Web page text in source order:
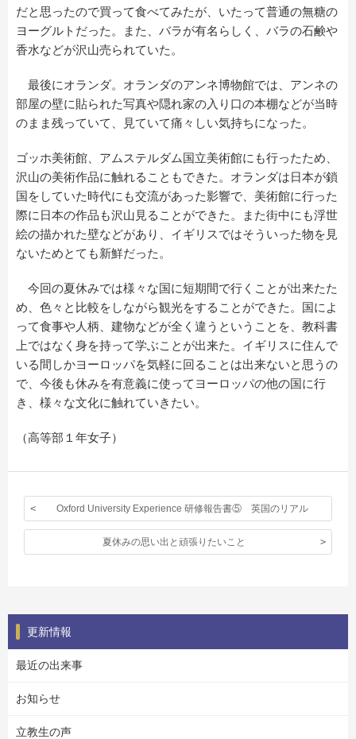
だと思ったので買って食べてみたが、いたって普通の無糖の
ヨーグルトだった。また、バラが有名らしく、バラの石鹸や
香水などが沢山売られていた。
最後にオランダ。オランダのアンネ博物館では、アンネの
部屋の壁に貼られた写真や隠れ家の入り口の本棚などが当時
のまま残っていて、見ていて痛々しい気持ちになった。
ゴッホ美術館、アムステルダム国立美術館にも行ったため、
沢山の美術作品に触れることもできた。オランダは日本が鎖
国をしていた時代にも交流があった影響で、美術館に行った
際に日本の作品も沢山見ることができた。また街中にも浮世
絵の描かれた壁などがあり、イギリスではそういった物を見
ないためとても新鮮だった。
今回の夏休みでは様々な国に短期間で行くことが出来たた
め、色々と比較をしながら観光をすることができた。国によ
って食事や人柄、建物などが全く違うということを、教科書
上ではなく身を持って学ぶことが出来た。イギリスに住んで
いる間しかヨーロッパを気軽に回ることは出来ないと思うの
で、今後も休みを有意義に使ってヨーロッパの他の国に行
き、様々な文化に触れていきたい。
（高等部１年女子）
Oxford University Experience 研修報告書⑤ 英国のリアル
夏休みの思い出と頑張りたいこと
更新情報
最近の出来事
お知らせ
立教生の声